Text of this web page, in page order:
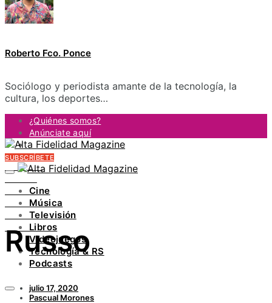
Roberto Fco. Ponce
Sociólogo y periodista amante de la tecnología, la
cultura, los deportes…
¿Quiénes somos?
Anúnciate aquí
Contacto
FACEBOOK
INSTAGRAM
PINTEREST
YOUTUBE
LINKEDIN
SUBSCRÍBETE
Cine
Música
Televisión
Libros
Videojuegos
Tecnología & RS
Podcasts
Russo
julio 17, 2020
Pascual Morones